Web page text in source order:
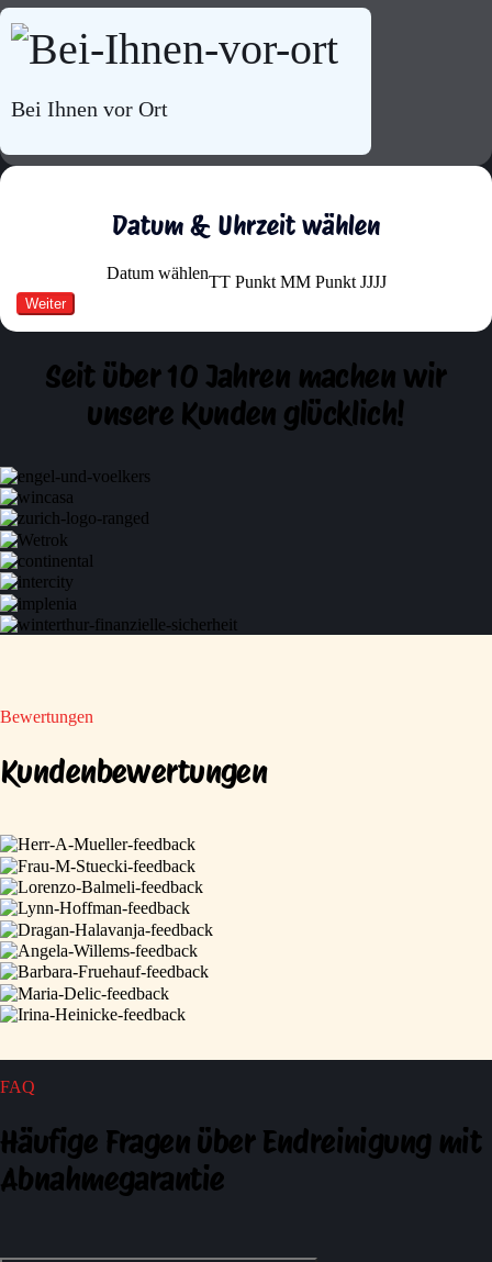
Datum & Uhrzeit wählen
Datum wählenTT Punkt MM Punkt JJJJ
Bei Ihnen vor Ort
Seit über 10 Jahren machen wir
unsere Kunden glücklich!
Bewertungen
Kundenbewertungen
FAQ
Häufige Fragenüber Endreinigung mit
Abnahmegarantie